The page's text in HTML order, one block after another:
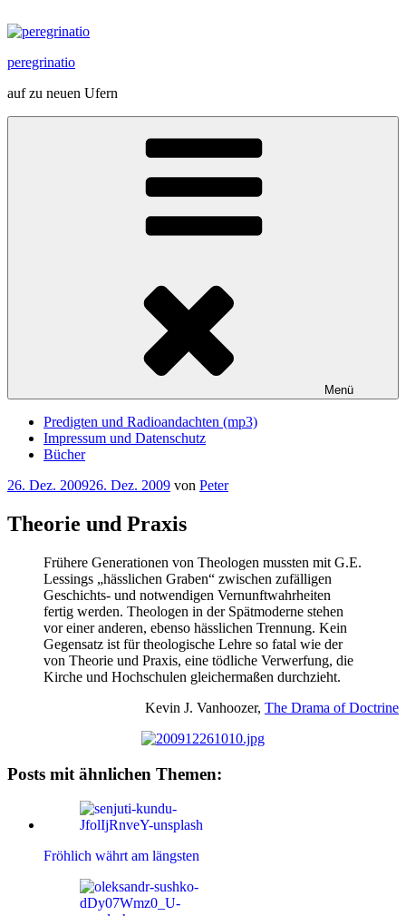
Inhalt
peregrinatio
auf zu neuen Ufern
Menü
Predigten und Radioandachten (mp3)
Impressum und Datenschutz
Bücher
Veröffentlicht
26. Dez. 200926. Dez. 2009 von Peter
Theorie und Praxis
Frühere Generationen von Theologen mussten mit G.E.
Lessings „hässlichen Graben“ zwischen zufälligen
Geschichts- und notwendigen Vernunftwahrheiten
fertig werden. Theologen in der Spätmoderne stehen
vor einer anderen, ebenso hässlichen Trennung. Kein
Gegensatz ist für theologische Lehre so fatal wie der
von Theorie und Praxis, eine tödliche Verwerfung, die
Kirche und Hochschulen gleichermaßen durchzieht.
Kevin J. Vanhoozer, The Drama of Doctrine
Posts mit ähnlichen Themen:
Fröhlich währt am längsten